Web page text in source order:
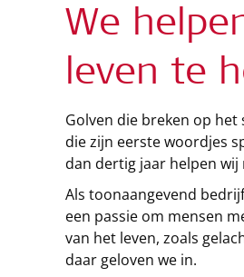
We
leven te
Golven die breken op
die zijn eerste woordjes
dan dertig jaar helpen
Als toonaangevend
een passie om mensen
van het leven, zoals
daar geloven we in.